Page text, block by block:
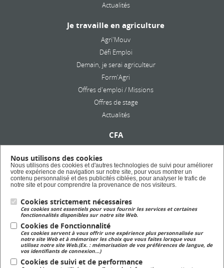
Actualités
Je travaille en agriculture
Agri'Mouv
Défi Emploi
Demain, je serai agriculteur
Form'Agri
Offres d'emploi / Missions
Offres de stage
Actualités
CFA
Formation en alternance
Taxe d'apprentissage
Lycée Privé
Formation Scolaire
Formation Continue
Formation continue pour adulte
Nous utilisons des cookies
Nous utilisons des cookies et d'autres technologies de suivi pour améliorer
votre expérience de navigation sur notre site, pour vous montrer un
contenu personnalisé et des publicités ciblées, pour analyser le trafic de
notre site et pour comprendre la provenance de nos visiteurs.
Cookies strictement nécessaires
Ces cookies sont essentiels pour vous fournir les services et certaines
fonctionnalités disponibles sur notre site Web.
Cookies de Fonctionnalité
Ces cookies servent à vous offrir une expérience plus personnalisée sur
notre site Web et à mémoriser les choix que vous faites lorsque vous
utilisez notre site Web.(Ex. : mémorisation de vos préférences de langue, de
vos identifiants de connexion...)
Cookies de suivi et de performance